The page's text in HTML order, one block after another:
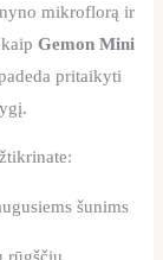
mikroflorą ir
kaipGemon Mini
pritaikyti
šunims
rūgščių